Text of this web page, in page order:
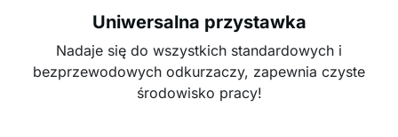
Uniwersalna przystawka
Nadaje się do wszystkich standardowych i
bezprzewodowych odkurzaczy, zapewnia czyste
środowisko pracy!